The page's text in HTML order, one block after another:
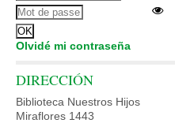
Olvidé mi contraseña
DIRECCIÓN
Biblioteca Nuestros Hijos
Miraflores 1443